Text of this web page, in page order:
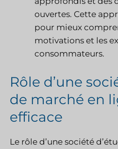
ouvertes. Cette
pour mieux
motivations et les
consommateurs.
Rôle d’une
de marché en
efficace
Le rôle d’une société